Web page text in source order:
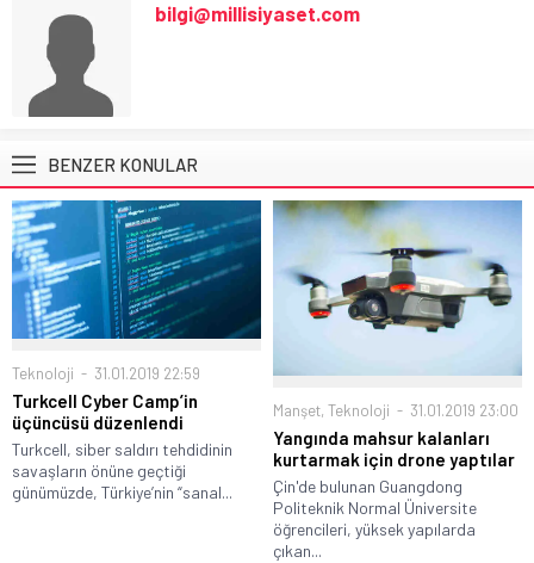
bilgi@millisiyaset.com
BENZER KONULAR
Teknoloji 31.01.2019 22:59
Turkcell Cyber Camp’in
üçüncüsü düzenlendi
Turkcell, siber saldırı tehdidinin
savaşların önüne geçtiği
günümüzde, Türkiye’nin “sanal...
Manşet, Teknoloji 31.01.2019 23:00
Yangında mahsur kalanları
kurtarmak için drone yaptılar
Çin'de bulunan Guangdong
Politeknik Normal Üniversite
öğrencileri, yüksek yapılarda
çıkan...